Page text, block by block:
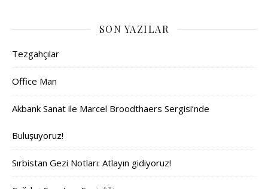
SON YAZILAR
Tezgahçılar
Office Man
Akbank Sanat ile Marcel Broodthaers Sergisi’nde
Buluşuyoruz!
Sırbistan Gezi Notları: Atlayın gidiyoruz!